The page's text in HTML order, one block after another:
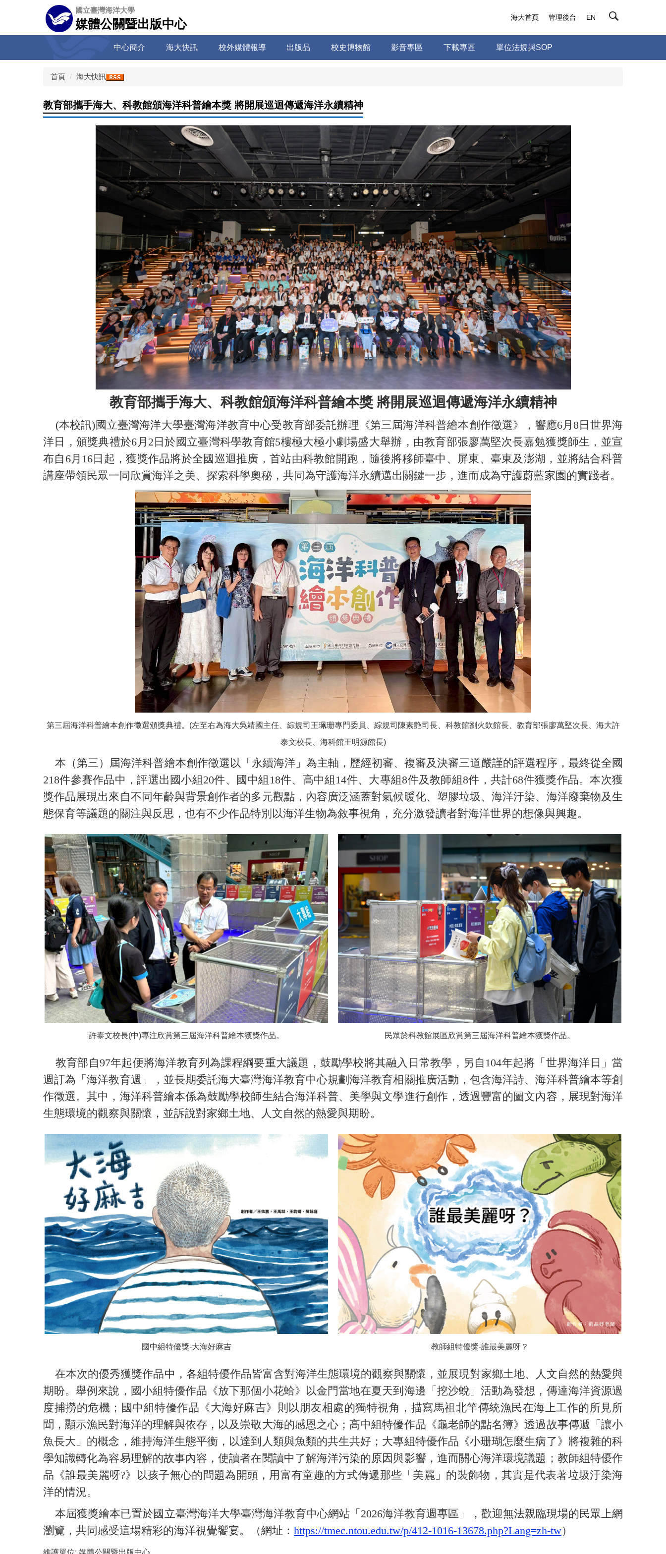
容
國立臺灣海洋大學
媒體公關暨出版中心
中心簡介 海大快訊 校外媒體報導 出版品 校史博物館 影音專區 下載專區 單位法規與SOP
海大首頁 管理後台 EN
首頁 海大快訊
教育部攜手海大、科教館頒海洋科普繪本獎 將開展巡迴傳遞海洋永續精神
教育部攜手海大、科教館頒海洋科普繪本獎 將開展巡迴傳遞海洋永續精神
(本校訊)國立臺灣海洋大學臺灣海洋教育中心受教育部委託辦理《第三屆海洋科普繪本創作徵選》，響應6月8日世界海
洋日，頒獎典禮於6月2日於國立臺灣科學教育館5樓極大極小劇場盛大舉辦，由教育部張廖萬堅次長嘉勉獲獎師生，並宣
布自6月16日起，獲獎作品將於全國巡迴推廣，首站由科教館開跑，隨後將移師臺中、屏東、臺東及澎湖，並將結合科普
講座帶領民眾一同欣賞海洋之美、探索科學奧秘，共同為守護海洋永續邁出關鍵一步，進而成為守護蔚藍家園的實踐者。
第三屆海洋科普繪本創作徵選頒獎典禮。(左至右為海大吳靖國主任、綜規司王珮珊專門委員、綜規司陳素艶司長、科教館劉火欽館長、教育部張廖萬堅次長、海大許
泰文校長、海科館王明源館長)
本（第三）屆海洋科普繪本創作徵選以「永續海洋」為主軸，歷經初審、複審及決審三道嚴謹的評選程序，最終從全國
218件參賽作品中，評選出國小組20件、國中組18件、高中組14件、大專組8件及教師組8件，共計68件獲獎作品。本次獲
獎作品展現出來自不同年齡與背景創作者的多元觀點，內容廣泛涵蓋對氣候暖化、塑膠垃圾、海洋汙染、海洋廢棄物及生
態保育等議題的關注與反思，也有不少作品特別以海洋生物為敘事視角，充分激發讀者對海洋世界的想像與興趣。
許泰文校長(中)專注欣賞第三屆海洋科普繪本獲獎作品。 民眾於科教館展區欣賞第三屆海洋科普繪本獲獎作品。
教育部自97年起便將海洋教育列為課程綱要重大議題，鼓勵學校將其融入日常教學，另自104年起將「世界海洋日」當
週訂為「海洋教育週」，並長期委託海大臺灣海洋教育中心規劃海洋教育相關推廣活動，包含海洋詩、海洋科普繪本等創
作徵選。其中，海洋科普繪本係為鼓勵學校師生結合海洋科普、美學與文學進行創作，透過豐富的圖文內容，展現對海洋
生態環境的觀察與關懷，並訴說對家鄉土地、人文自然的熱愛與期盼。
國中組特優獎-大海好麻吉 教師組特優獎-誰最美麗呀？
在本次的優秀獲獎作品中，各組特優作品皆富含對海洋生態環境的觀察與關懷，並展現對家鄉土地、人文自然的熱愛與
期盼。舉例來說，國小組特優作品《放下那個小花蛤》以金門當地在夏天到海邊「挖沙蛻」活動為發想，傳達海洋資源過
度捕撈的危機；國中組特優作品《大海好麻吉》則以朋友相處的獨特視角，描寫馬祖北竿傳統漁民在海上工作的所見所
聞，顯示漁民對海洋的理解與依存，以及崇敬大海的感恩之心；高中組特優作品《龜老師的點名簿》透過故事傳遞「讓小
魚長大」的概念，維持海洋生態平衡，以達到人類與魚類的共生共好；大專組特優作品《小珊瑚怎麼生病了》將複雜的科
學知識轉化為容易理解的故事內容，使讀者在閱讀中了解海洋污染的原因與影響，進而關心海洋環境議題；教師組特優作
品《誰最美麗呀?》以孩子無心的問題為開頭，用富有童趣的方式傳遞那些「美麗」的裝飾物，其實是代表著垃圾汙染海
洋的情況。
本屆獲獎繪本已置於國立臺灣海洋大學臺灣海洋教育中心網站「2026海洋教育週專區」，歡迎無法親臨現場的民眾上網
瀏覽，共同感受這場精彩的海洋視覺饗宴。（網址： https://tmec.ntou.edu.tw/p/412-1016-13678.php?Lang=zh-tw）
維護單位: 媒體公關暨出版中心